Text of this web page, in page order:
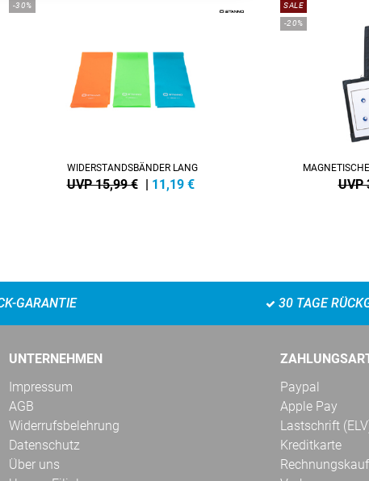
-30%
WIDERSTANDSBÄNDER LANG
UVP 15,99 € | 11,19 €
SALE
-20%
UVP
GARANTIE 30 TAGE
UNTERNEHMEN
Impressum
AGB
Widerrufsbelehrung
Datenschutz
Über uns
Paypal
Apple Pay
Lastschrift
Kreditkarte